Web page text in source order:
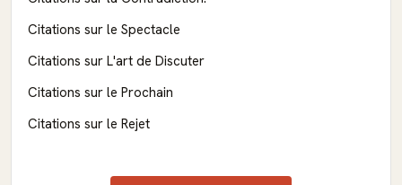
Citations sur le Spectacle
Citations sur L'art de Discuter
Citations sur le Prochain
Citations sur le Rejet